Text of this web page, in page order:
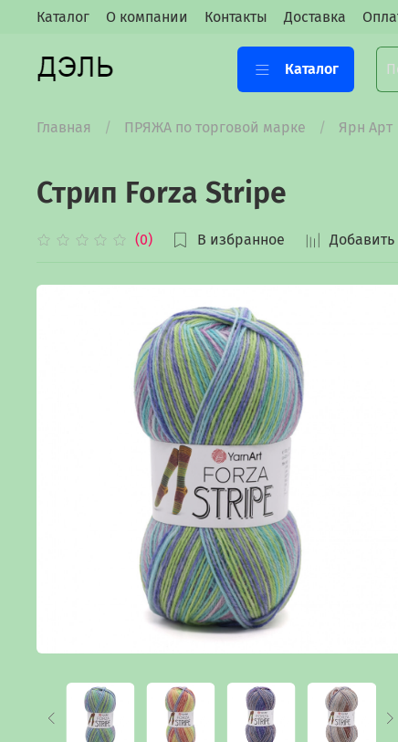
Каталог О компании Контакты Доставка
Каталог
Главная ПРЯЖА по торговой марке Ярн Арт
Стрип Forza Stripe
(0) В избранное